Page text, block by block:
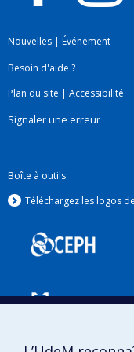
Nouvelles | Événement
Besoin d'aide ?
Plan du site | Accessibilité
Signaler une erreur
Boîte à outils
Téléchargez les logos de